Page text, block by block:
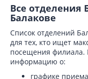
Все отделения
Балакове
Список отделений
для тех, кто ищет
посещения филиала.
информацию о:
графике